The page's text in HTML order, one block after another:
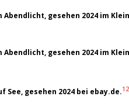
Abendlicht, gesehen 2024 im
Abendlicht, gesehen 2024 im
See, gesehen 2024 bei ebay.de.12